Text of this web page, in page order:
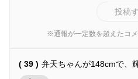
投稿
※通報が一定数を超えたコ
( 39 ) 弁天ちゃんが148cmで、